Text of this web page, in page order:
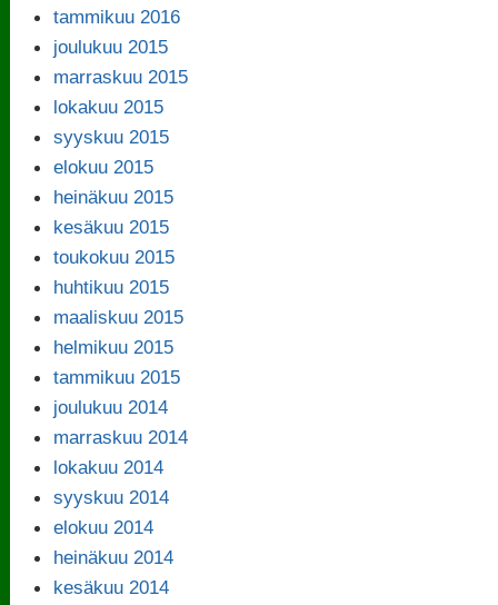
tammikuu 2016
joulukuu 2015
marraskuu 2015
lokakuu 2015
syyskuu 2015
elokuu 2015
heinäkuu 2015
kesäkuu 2015
toukokuu 2015
huhtikuu 2015
maaliskuu 2015
helmikuu 2015
tammikuu 2015
joulukuu 2014
marraskuu 2014
lokakuu 2014
syyskuu 2014
elokuu 2014
heinäkuu 2014
kesäkuu 2014